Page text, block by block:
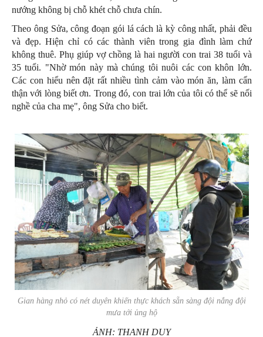
nướng không bị chỗ khét chỗ chưa chín.
Theo ông Sửa, công đoạn gói lá cách là kỳ công nhất, phải đều
và đẹp. Hiện chỉ có các thành viên trong gia đình làm chứ
không thuê. Phụ giúp vợ chồng là hai người con trai 38 tuổi và
35 tuổi. "Nhờ món này mà chúng tôi nuôi các con khôn lớn.
Các con hiểu nên đặt rất nhiều tình cảm vào món ăn, làm cẩn
thận với lòng biết ơn. Trong đó, con trai lớn của tôi có thể sẽ nối
nghề của cha mẹ", ông Sửa cho biết.
Gian hàng nhỏ có nét duyên khiến thực khách sẵn sàng đội nắng đội
mưa tới ủng hộ
ẢNH: THANH DUY